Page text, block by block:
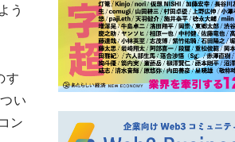
う
す
い
ン